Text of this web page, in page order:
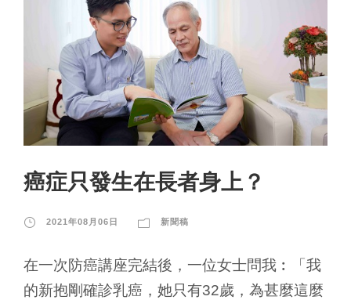
癌症只發生在長者身上？
2021年08月06日 新聞稿
在一次防癌講座完結後，一位女士問我︰「我
的新抱剛確診乳癌，她只有32歲，為甚麼這麼